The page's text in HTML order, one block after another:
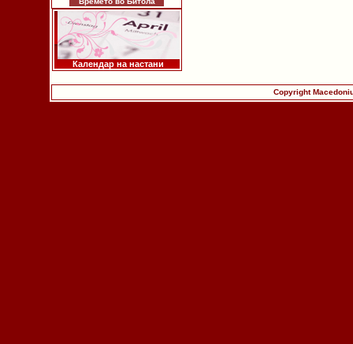
Календар на настани
Copyright